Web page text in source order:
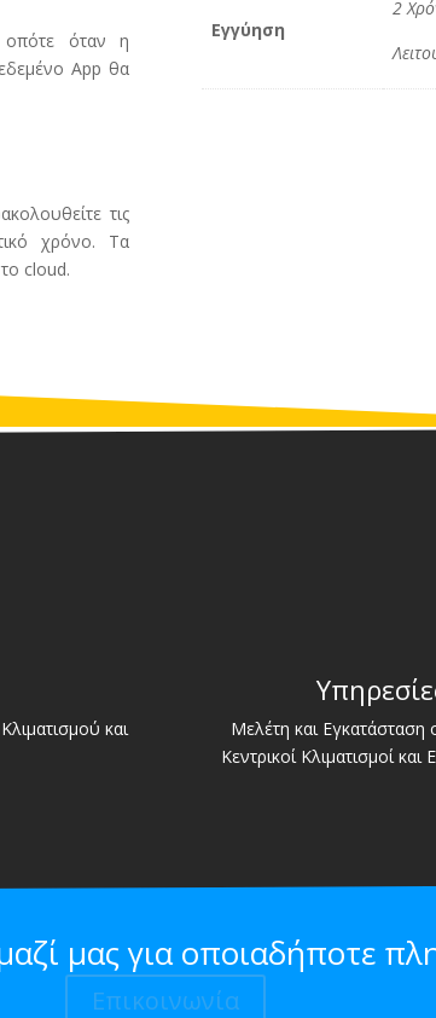
οπότε όταν η
App θα
τις
χρόνο. Τα
cloud.
Εγγύηση
2
και
Μελέτη και
Κεντρικοί Κλιματισμοί
μας για οποιαδήποτε
Επικοινωνία